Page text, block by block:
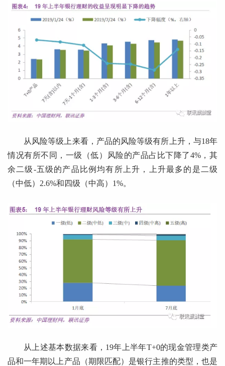
从风险等级上来看，产品的风险等级有所上升，与18年
情况有所不同，一级（低）风险的产品占比下降了4%，其
余二级-五级的产品比例均有所上升，上升最多的是二级
（中低）2.6%和四级（中高）1%。
从上述基本数据来看，19年上半年T+0的现金管理类产
品和一年期以上产品（期限匹配）是银行主推的类型，也是